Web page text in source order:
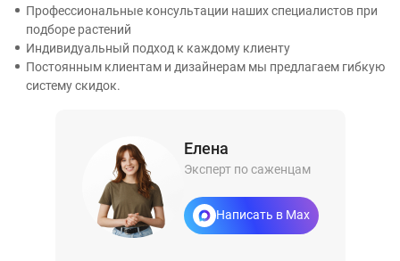
Профессиональные консультации наших специалистов при
подборе растений
Индивидуальный подход к каждому клиенту
Постоянным клиентам и дизайнерам мы предлагаем гибкую
систему скидок.
Елена
Эксперт по саженцам
Написать в Max